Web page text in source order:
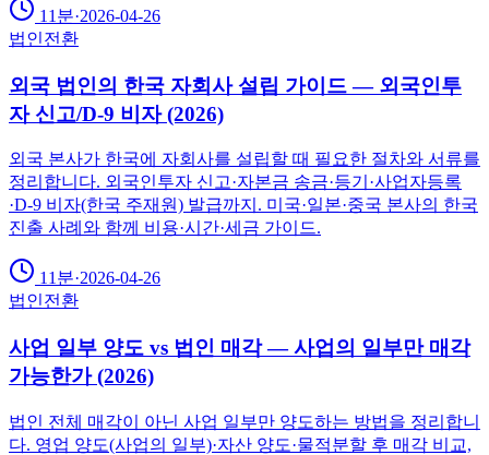
11분·2026-04-26
법인전환
외국 법인의 한국 자회사 설립 가이드 — 외국인투
자 신고/D-9 비자 (2026)
외국 본사가 한국에 자회사를 설립할 때 필요한 절차와 서류를
정리합니다. 외국인투자 신고·자본금 송금·등기·사업자등록
·D-9 비자(한국 주재원) 발급까지. 미국·일본·중국 본사의 한국
진출 사례와 함께 비용·시간·세금 가이드.
11분·2026-04-26
법인전환
사업 일부 양도 vs 법인 매각 — 사업의 일부만 매각
가능한가 (2026)
법인 전체 매각이 아닌 사업 일부만 양도하는 방법을 정리합니
다. 영업 양도(사업의 일부)·자산 양도·물적분할 후 매각 비교,